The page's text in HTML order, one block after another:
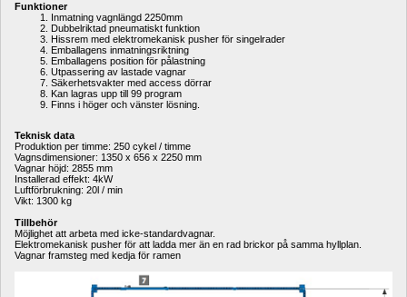
Funktioner
Inmatning vagnlängd 2250mm
Dubbelriktad pneumatiskt funktion
Hissrem med elektromekanisk pusher för singelrader
Emballagens inmatningsriktning
Emballagens position för pålastning
Utpassering av lastade vagnar
Säkerhetsvakter med access dörrar
Kan lagras upp till 99 program
Finns i höger och vänster lösning.
Teknisk data
Produktion per timme: 250 cykel / timme
Vagnsdimensioner: 1350 x 656 x 2250 mm
Vagnar höjd: 2855 mm
Installerad effekt: 4kW
Luftförbrukning: 20l / min
Vikt: 1300 kg
Tillbehör
Möjlighet att arbeta med icke-standardvagnar.
Elektromekanisk pusher för att ladda mer än en rad brickor på samma hyllplan.
Vagnar framsteg med kedja för ramen